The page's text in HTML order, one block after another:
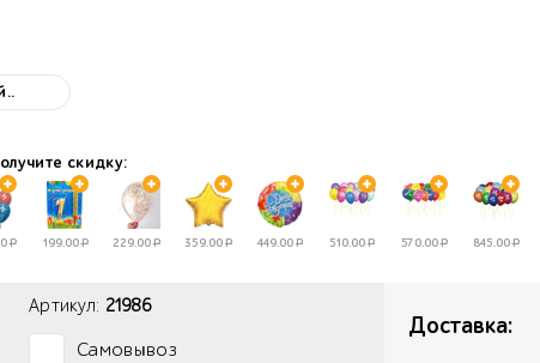
скидку:
Р 199.00Р 229.00Р 359.00Р 449.00Р 510.00Р 570.00Р 845.00Р
Артикул: 21986
Самовывоз
Доставка: